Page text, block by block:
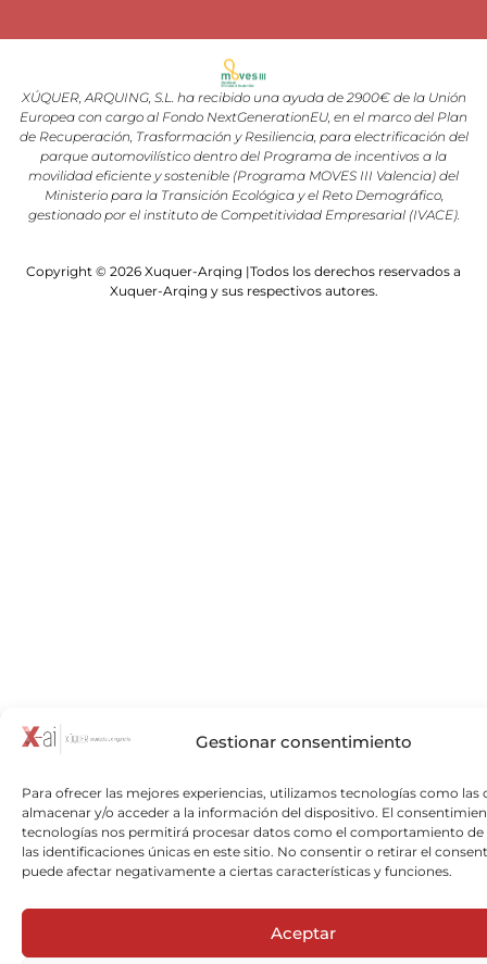
Gestionar consentimiento
Para ofrecer las mejores experiencias, utilizamos tecnologías como las
almacenar y/o acceder a la información del dispositivo. El
tecnologías nos permitirá procesar datos como el comportamiento de
las identificaciones únicas en este sitio. No consentir o retirar el
puede afectar negativamente a ciertas características y funciones.
Aceptar
XÚQUER, ARQUING, S.L. ha recibido una ayuda de 2900€ de la Unión
Europea con cargo al Fondo NextGenerationEU, en el marco del Plan
de Recuperación, Trasformación y Resiliencia, para electrificación del
parque automovilístico dentro del Programa de incentivos a la
movilidad eficiente y sostenible (Programa MOVES III Valencia) del
Ministerio para la Transición Ecológica y el Reto Demográfico,
gestionado por el instituto de Competitividad Empresarial (IVACE).
Copyright © 2026 Xuquer-Arqing |Todos los derechos reservados a
Xuquer-Arqing y sus respectivos autores.